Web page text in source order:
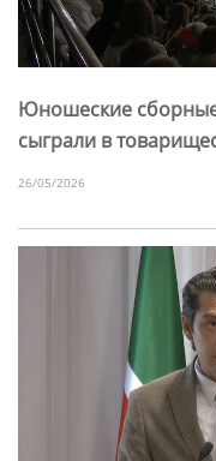
Юношеские
сыграли в
26/05/2026